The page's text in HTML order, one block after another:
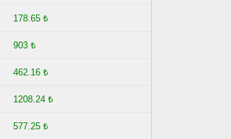
178.65 ₺
903 ₺
462.16 ₺
1208.24 ₺
577.25 ₺